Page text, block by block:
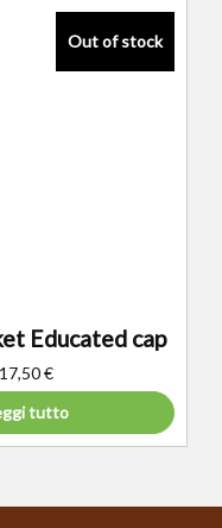
Educated cap
17,50€
tutto